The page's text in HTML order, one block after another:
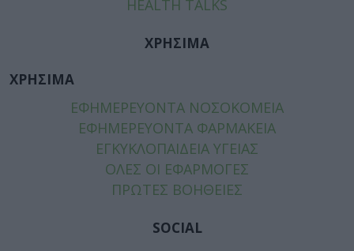
HEALTH TALKS
ΧΡΗΣΙΜΑ
ΧΡΗΣΙΜΑ
ΕΦΗΜΕΡΕΥΟΝΤΑ ΝΟΣΟΚΟΜΕΙΑ
ΕΦΗΜΕΡΕΥΟΝΤΑ ΦΑΡΜΑΚΕΙΑ
ΕΓΚΥΚΛΟΠΑΙΔΕΙΑ ΥΓΕΙΑΣ
ΟΛΕΣ ΟΙ ΕΦΑΡΜΟΓΕΣ
ΠΡΩΤΕΣ ΒΟΗΘΕΙΕΣ
SOCIAL